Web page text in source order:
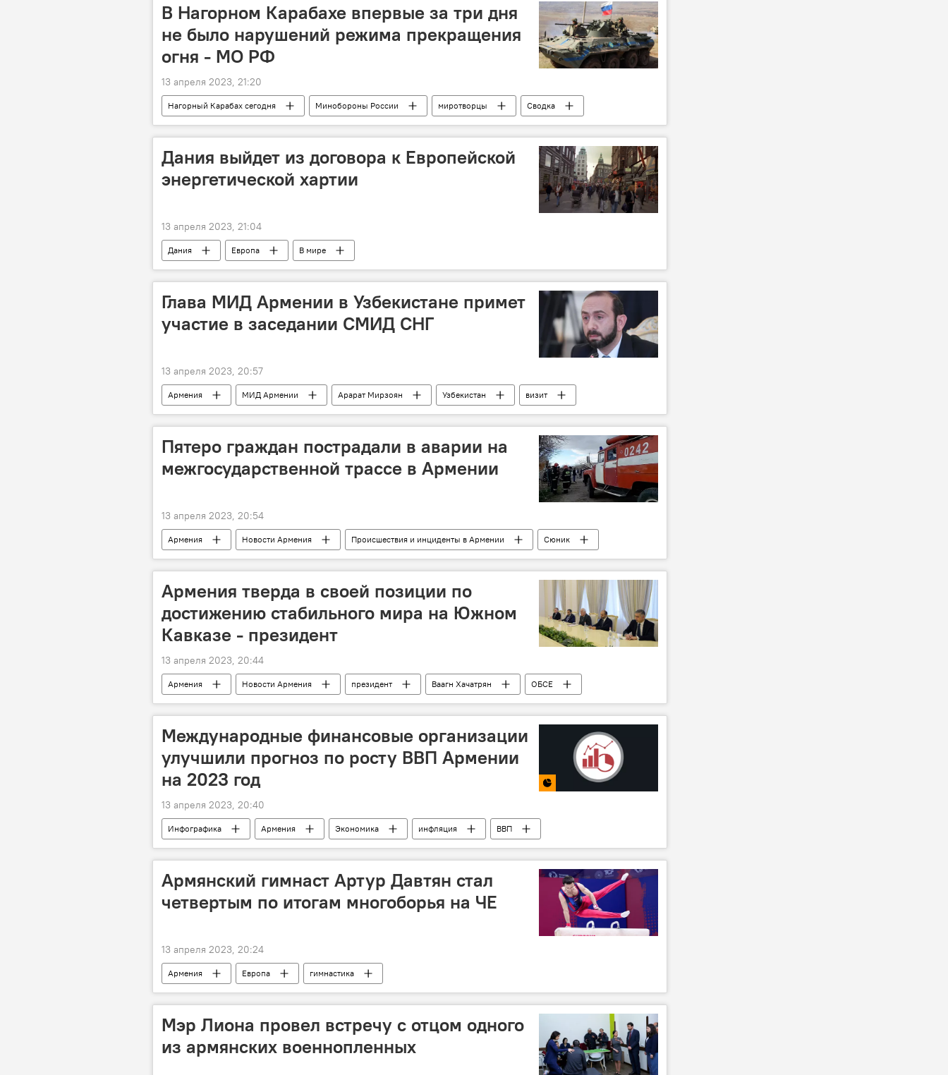
В Нагорном Карабахе впервые за три дня
не было нарушений режима прекращения
огня - МО РФ
13 апреля 2023, 21:20
Нагорный Карабах сегодня Минобороны России миротворцы Сводка
Дания выйдет из договора к Европейской
энергетической хартии
13 апреля 2023, 21:04
Дания Европа В мире
Глава МИД Армении в Узбекистане примет
участие в заседании СМИД СНГ
13 апреля 2023, 20:57
Армения МИД Армении Арарат Мирзоян Узбекистан
визит
СНГ
Пятеро граждан пострадали в аварии на
межгосударственной трассе в Армении
13 апреля 2023, 20:54
Армения Новости Армения Происшествия и инциденты в Армении
Сюник
ДТП
Армения тверда в своей позиции по
достижению стабильного мира на Южном
Кавказе - президент
13 апреля 2023, 20:44
Армения Новости Армения президент Ваагн Хачатрян
ОБСЕ
МИД
глава Македония встреча
Международные финансовые организации
улучшили прогноз по росту ВВП Армении
на 2023 год
13 апреля 2023, 20:40
Инфографика Армения Экономика инфляция ВВП
Армянский гимнаст Артур Давтян стал
четвертым по итогам многоборья на ЧЕ
13 апреля 2023, 20:24
Армения Европа гимнастика
Мэр Лиона провел встречу с отцом одного
из армянских военнопленных